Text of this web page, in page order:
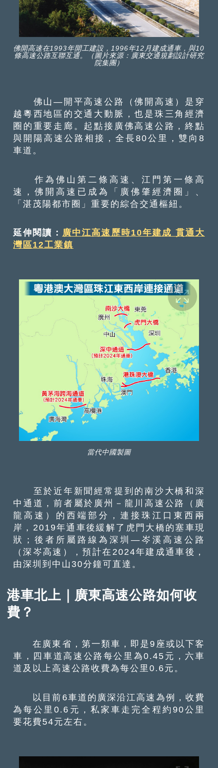
佛開高速在1993年開工建設，1996年12月建成通車，與10
條高速公路互聯互通。（圖片來源：廣東交通規劃設計研究
院集團）
佛山—開平高速公路（佛開高速）是穿
越粵西地區的交通大動脈，也是珠三角經濟
圈的重要走廊。起點接廣佛高速公路，終點
與開陽高速公路相接，全長80公里，雙向8
車道。
作為佛山第二條高速、江門第一條高
速，佛開高速已成為「廣佛肇經濟圈」、
「湛茂陽都市圈」重要的綜合交通樞紐。
延伸閱讀： 廣中江高速歷時10年建成 貫通大
灣區12工業鎮
當代中國製圖
至於近年新聞經常提到的南沙大橋和深
中通道，前者屬於廣州－龍川高速公路（廣
龍高速）的西端部分，連接珠江口東西兩
岸，2019年通車後緩解了虎門大橋的塞車現
狀；後者所屬路線為深圳—岑溪高速公路
（深岑高速），預計在2024年建成通車後，
由深圳到中山30分鐘可直達。
港車北上｜廣東高速公路如何收
費？
在廣東省，第一類車，即是9座或以下客
車，四車道高速公路每公里為0.45元，六車
道及以上高速公路收費為每公里0.6元。
以目前6車道的廣深沿江高速為例，收費
為每公里0.6元，私家車走完全程約90公里
要花費54元左右。